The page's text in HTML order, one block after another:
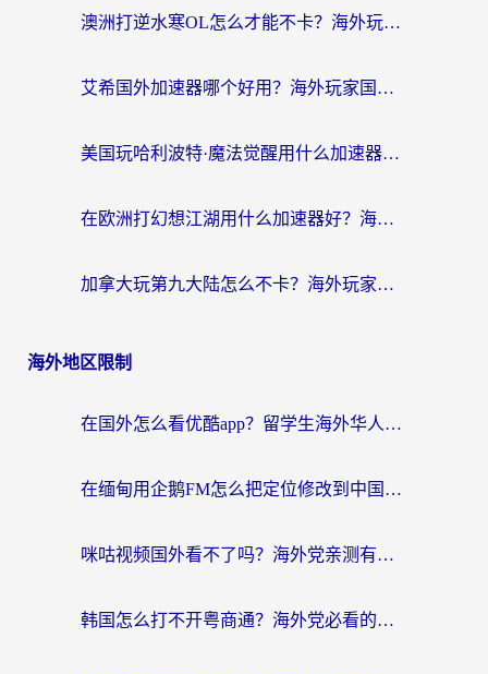
澳洲打逆水寒OL怎么才能不卡？海外玩家国服游戏加速终极指南（附梦幻模拟战地铁跑酷解决办法）
艾希国外加速器哪个好用？海外玩家国服游戏畅玩终极指南（附欧洲玩鸣潮街头篮球实测）
美国玩哈利波特·魔法觉醒用什么加速器？告别延迟的终极指南（含免费QQ炫舞方案+印尼妄想山海秘籍）
在欧洲打幻想江湖用什么加速器好？海外玩家国服游戏畅玩指南
加拿大玩第九大陆怎么不卡？海外玩家国服游戏加速全攻略（附足球世界萤火突击实测）
海外地区限制
在国外怎么看优酷app？留学生海外华人必看的无限制追剧指南
在缅甸用企鹅FM怎么把定位修改到中国国内？海外党解决地域限制的实用指南
咪咕视频国外看不了吗？海外党亲测有效的回国加速解决方案
韩国怎么打不开粤商通？海外党必看的回国加速器选择指南（附加拿大农行俄罗斯有缘网解决方案）